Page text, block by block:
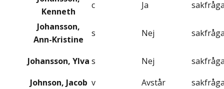
Kenneth
c Ja
Johansson,
Ann-Kristine
s Nej
Johansson, Ylva s Nej
Johnson, Jacob v Avstår